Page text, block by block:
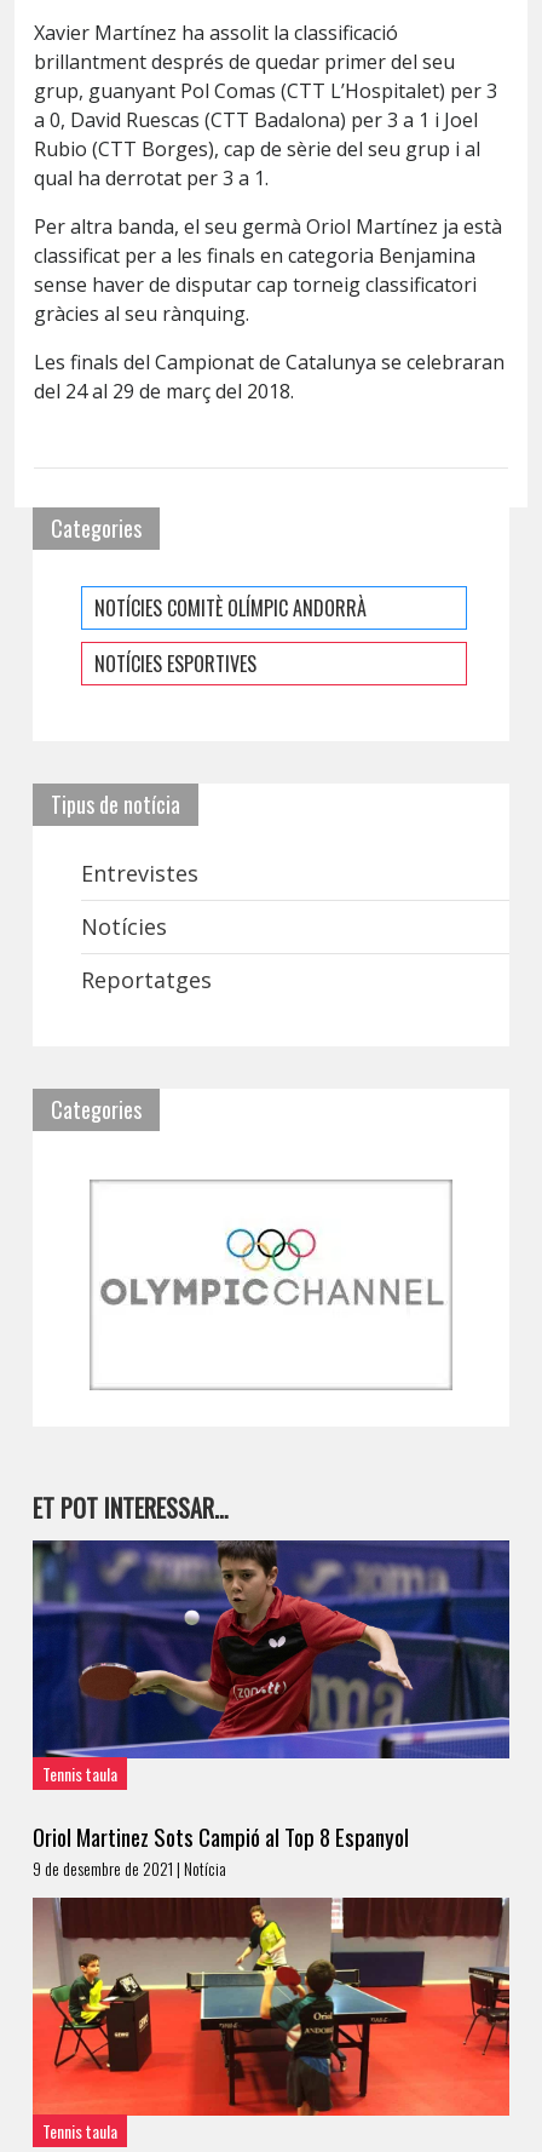
Xavier Martínez ha assolit la classificació
brillantment després de quedar primer del seu
grup, guanyant Pol Comas (CTT L’Hospitalet) per 3
a 0, David Ruescas (CTT Badalona) per 3 a 1 i Joel
Rubio (CTT Borges), cap de sèrie del seu grup i al
qual ha derrotat per 3 a 1.
Per altra banda, el seu germà Oriol Martínez ja està
classificat per a les finals en categoria Benjamina
sense haver de disputar cap torneig classificatori
gràcies al seu rànquing.
Les finals del Campionat de Catalunya se celebraran
del 24 al 29 de març del 2018.
Categories
NOTÍCIES COMITÈ OLÍMPIC ANDORRÀ
NOTÍCIES ESPORTIVES
Tipus de notícia
Entrevistes
Notícies
Reportatges
Categories
ET POT INTERESSAR…
Tennis taula
Oriol Martinez Sots Campió al Top 8 Espanyol
9 de desembre de 2021 | Notícia
Tennis taula